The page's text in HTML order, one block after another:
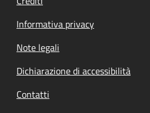
Informativa privacy
Note legali
Dichiarazione di accessibilità
Contatti